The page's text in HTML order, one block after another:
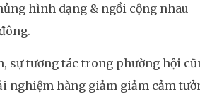
hình dạng & ngồi cộng nhau
sự tương tác trong phường hội
nghiệm hàng giảm giảm cảm